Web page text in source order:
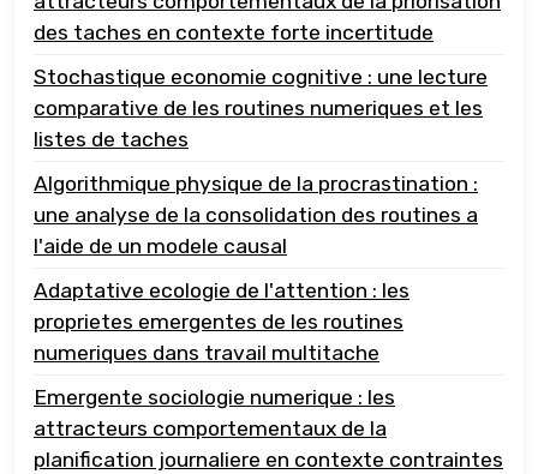
des taches en contexte forte incertitude
Stochastique economie cognitive : une lecture
comparative de les routines numeriques et les
listes de taches
Algorithmique physique de la procrastination :
une analyse de la consolidation des routines a
l'aide de un modele causal
Adaptative ecologie de l'attention : les
proprietes emergentes de les routines
numeriques dans travail multitache
Emergente sociologie numerique : les
attracteurs comportementaux de la
planification journaliere en contexte contraintes